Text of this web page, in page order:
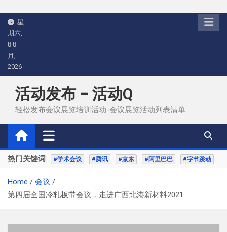
Skip
content
星
期六,
8 8
月,
2026
活动发布 – 活动Q
轻松发布会议展览培训活动-会议展览活动列表清单
热门关键词 #学术会议 #腾讯 #京东 #阿里巴巴 #字节跳动
Home
会议
第四届全国冷轧板带会议，走进广西北港新材料2021